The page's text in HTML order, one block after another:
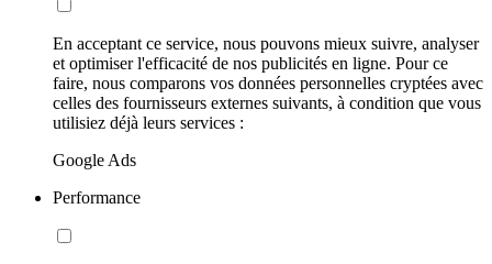
En acceptant ce service, nous pouvons mieux suivre, analyser
et optimiser l'efficacité de nos publicités en ligne. Pour ce
faire, nous comparons vos données personnelles cryptées avec
celles des fournisseurs externes suivants, à condition que vous
utilisiez déjà leurs services :
Google Ads
Performance